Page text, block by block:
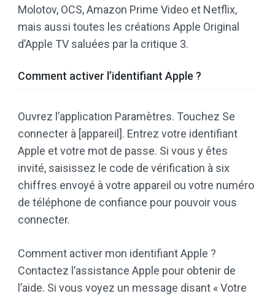
Molotov, OCS, Amazon Prime Video et Netflix,
mais aussi toutes les créations Apple Original
d’Apple TV saluées par la critique 3.
Comment activer l’identifiant Apple ?
Ouvrez l’application Paramètres. Touchez Se
connecter à [appareil]. Entrez votre identifiant
Apple et votre mot de passe. Si vous y êtes
invité, saisissez le code de vérification à six
chiffres envoyé à votre appareil ou votre numéro
de téléphone de confiance pour pouvoir vous
connecter.
Comment activer mon identifiant Apple ?
Contactez l’assistance Apple pour obtenir de
l’aide. Si vous voyez un message disant « Votre